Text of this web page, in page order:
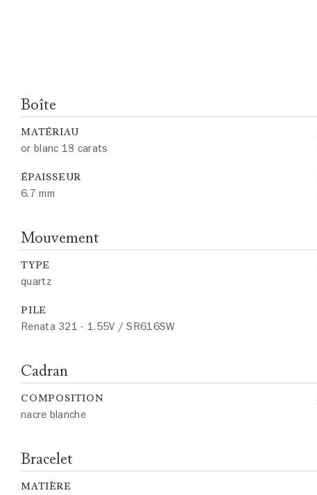
Boîte
MATÉRIAU
or blanc 18 carats
ÉPAISSEUR
6.7 mm
Mouvement
TYPE
quartz
PILE
Renata 321 - 1.55V / SR616SW
Cadran
COMPOSITION
nacre blanche
Bracelet
MATIÈRE